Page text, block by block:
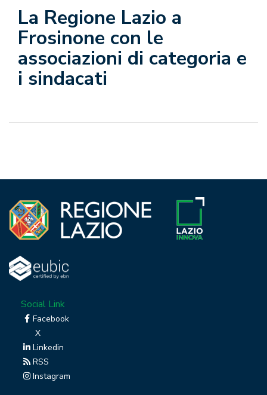
La Regione Lazio a
Frosinone con le
associazioni di categoria e
i sindacati
Social Link
Facebook
X
Linkedin
RSS
Instagram